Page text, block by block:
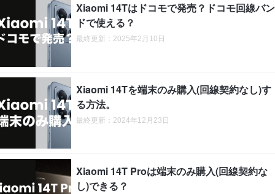
Xiaomi 14Tはドコモで発売？ドコモ回線バン
ドで使える？
最終更新：2025年2月10日
Xiaomi 14Tを端末のみ購入(回線契約なし)す
る方法。
最終更新：2024年12月23日
Xiaomi 14T Proは端末のみ購入(回線契約な
し)できる？